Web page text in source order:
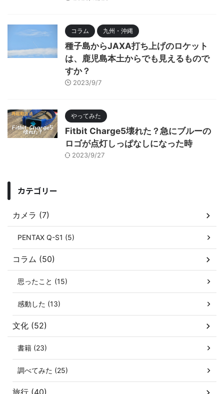
コラム 九州・沖縄
種子島からJAXA打ち上げのロケット
は、鹿児島本土からでも見えるもので
すか？
2023/9/7
やってみた
Fitbit Charge5壊れた？急にブルーの
ロゴが点灯しっぱなしになった時
2023/9/27
カテゴリー
カメラ (7)
PENTAX Q-S1 (5)
コラム (50)
思ったこと (15)
感動した (13)
文化 (52)
書籍 (23)
調べてみた (25)